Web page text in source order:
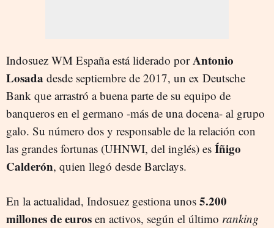
Indosuez WM España está liderado porAntonio
Losada desde septiembre de 2017, un ex Deutsche
Bank que arrastró a buena parte de su equipo de
banqueros en el germano -más de una docena- al grupo
galo. Su número dos y responsable de la relación con
las grandes fortunas (UHNWI, del inglés) es Íñigo
Calderón, quien llegó desde Barclays.
En la actualidad, Indosuez gestiona unos 5.200
millones de euros en activos, según el último ranking